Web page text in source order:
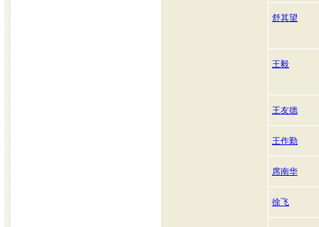
舒其望
王毅
王友德
王作勤
席南华
徐飞